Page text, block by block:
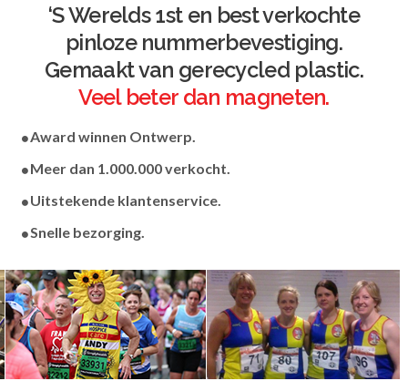
‘S Werelds 1st en best verkochte
pinloze nummerbevestiging.
Gemaakt van gerecycled plastic.
Veel beter dan magneten.
Award winnen Ontwerp.
Meer dan 1.000.000 verkocht.
Uitstekende klantenservice.
Snelle bezorging.